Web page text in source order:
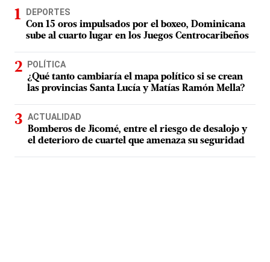
DEPORTES
Con 15 oros impulsados por el boxeo, Dominicana
sube al cuarto lugar en los Juegos Centrocaribeños
POLÍTICA
¿Qué tanto cambiaría el mapa político si se crean
las provincias Santa Lucía y Matías Ramón Mella?
ACTUALIDAD
Bomberos de Jicomé, entre el riesgo de desalojo y
el deterioro de cuartel que amenaza su seguridad